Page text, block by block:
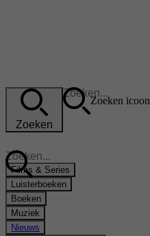
Zoeken
Zoeken icoon
Films & Series
Luisterboeken
Boeken
Muziek
Nieuws